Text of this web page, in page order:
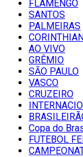
FLAMENGO
SANTOS
PALMEIRAS
AO VIVO
GRÊMIO
SĀO PAULO
VASCO
CRUZEIRO
Copa do
FUTEBOL